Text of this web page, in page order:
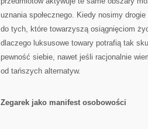
uznania społecznego. Kiedy nosimy
do tych, które towarzyszą osiągnięciom
dlaczego luksusowe towary potrafią tak
pewność siebie, nawet jeśli racjonalnie
od tańszych alternatyw.
Zegarek jako manifest osobowości